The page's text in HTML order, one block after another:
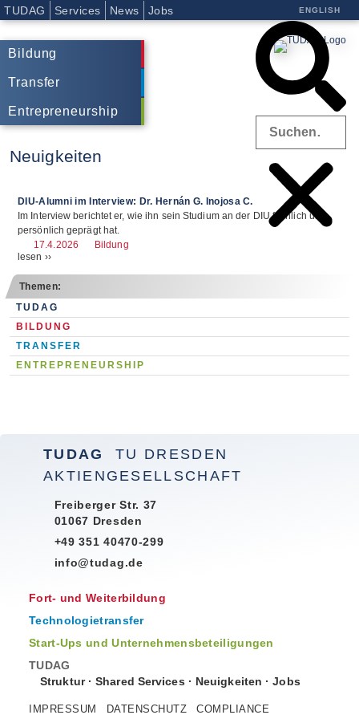
TUDAG Services News Jobs ENGLISH
Bildung
Transfer
Entrepreneurship
Neuigkeiten
DIU-Alumni im Interview: Dr. Hernán G. Inojosa C.
Im Interview berichtet er, wie ihn sein Studium an der DIU fachlich und
persönlich geprägt hat.
17.4.2026
Bildung
lesen ››
Themen:
TUDAG
BILDUNG
TRANSFER
ENTREPRENEURSHIP
TUDAG
TU DRESDEN
AKTIENGESELLSCHAFT
Freiberger Str. 37
01067 Dresden
+49 351 40470-299
info@tudag.de
Fort- und Weiterbildung
Technologietransfer
Start-Ups und Unternehmensbeteiligungen
TUDAG
Struktur·Shared Services · Neuigkeiten ·Jobs
IMPRESSUM DATENSCHUTZ COMPLIANCE